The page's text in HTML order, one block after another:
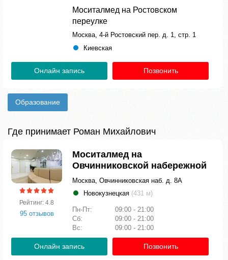
Моситалмед на Ростовском
переулке
Москва, 4-й Ростовский пер. д. 1, стр. 1
Киевская
Онлайн запись Позвонить
Образование
Где принимает Роман Михайлович
Рейтинг: 4.8
95 отзывов
Моситалмед на
Овчинниковской набережной
Москва, Овчинниковская наб. д. 8А
Новокузнецкая (431 м)
Пн-Пт:
09:00 - 21:00
Сб:
09:00 - 21:00
Вс:
09:00 - 21:00
Онлайн запись Позвонить